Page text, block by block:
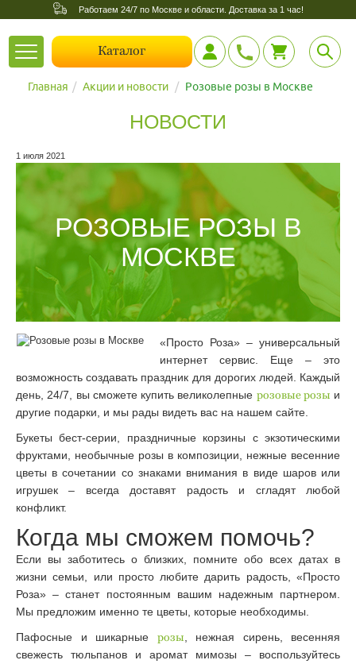
Работаем 24/7 по Москве и области. Доставка за 1 час!
Toggle
navigation
Каталог
Главная Акции и новости Розовые розы в Москве
НОВОСТИ
1 июля 2021
РОЗОВЫЕ РОЗЫ В
МОСКВЕ
«Просто Роза» – универсальный
интернет сервис. Еще – это
возможность создавать праздник для дорогих людей. Каждый
день, 24/7, вы сможете купить великолепные розовые розы и
другие подарки, и мы рады видеть вас на нашем сайте.
Букеты бест-серии, праздничные корзины с экзотическими
фруктами, необычные розы в композиции, нежные весенние
цветы в сочетании со знаками внимания в виде шаров или
игрушек – всегда доставят радость и сгладят любой
конфликт.
Когда мы сможем помочь?
Если вы заботитесь о близких, помните обо всех датах в
жизни семьи, или просто любите дарить радость, «Просто
Роза» – станет постоянным вашим надежным партнером.
Мы предложим именно те цветы, которые необходимы.
Пафосные и шикарные розы , нежная сирень, весенняя
свежесть тюльпанов и аромат мимозы – воспользуйтесь